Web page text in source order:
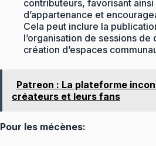
contributeurs, favorisant
d’appartenance et
Cela peut inclure la
l’organisation de sessions
création d’espaces
Patreon : La plateforme
créateurs et leurs fans
Pour les mécènes: